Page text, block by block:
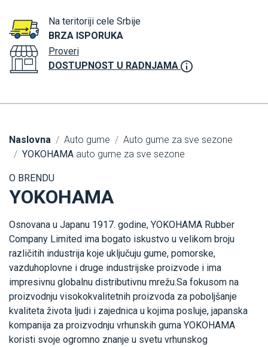
Na teritoriji cele Srbije
BRZA ISPORUKA
Proveri
DOSTUPNOST U RADNJAMA
Naslovna Auto gume
Auto gume za sve sezone
YOKOHAMA auto gume za sve sezone
O BRENDU
YOKOHAMA
Osnovana u Japanu 1917. godine, YOKOHAMA Rubber
Company Limited ima bogato iskustvo u velikom broju
različitih industrija koje uključuju gume, pomorske,
vazduhoplovne i druge industrijske proizvode i ima
impresivnu globalnu distributivnu mrežu.Sa fokusom na
proizvodnju visokokvalitetnih proizvoda za poboljšanje
kvaliteta života ljudi i zajednica u kojima posluje, japanska
kompanija za proizvodnju vrhunskih guma YOKOHAMA
koristi svoje ogromno znanje u svetu vrhunskog